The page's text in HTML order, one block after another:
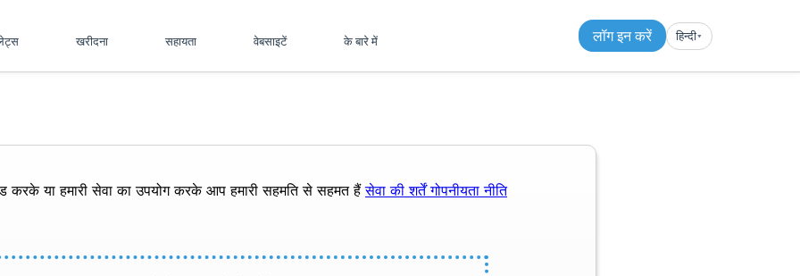
खरीदना सहायता वेबसाइटें के बारे में लॉग इन करें हिन्दी▾︎
करके या हमारी सेवा का उपयोग करके आप हमारी सहमति से सहमत हैंसेवा की शर्तेंगोपनीयता नीति